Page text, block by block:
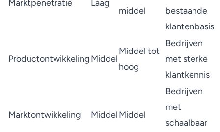
Marktpenetratie Laag
middel
bestaande
klantenbasis
ProductontwikkelingMiddel
Middel tot
hoog
Bedrijven
met sterke
klantkennis
Marktontwikkeling MiddelMiddel
Bedrijven
met
schaalbaar